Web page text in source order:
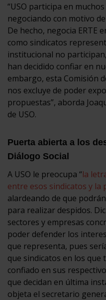
“USO participa en
negociando con motivo
De hecho, negocia ERTE
como sindicatos
institucional no
han decidido confiar en
embargo, esta Comisión
nos excluye de poder
propuestas”, aborda
de USO.
Puerta abierta a los
Diálogo Social
A USO le preocupa “la
entre esos sindicatos y la
alardeando de que
para realizar despidos.
sectores y empresas
poder defender los
que representa, pues
que sindicatos en los
confiado en sus
que decidan en última
objeta el secretario